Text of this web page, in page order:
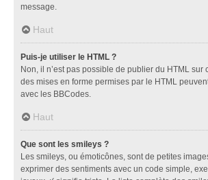
message.
Haut
Puis-je utiliser le HTML ?
Non, il n’est pas possible de publier du HTML sur
des mises en forme permises par le HTML
avec les BBCodes.
Haut
Que sont les smileys ?
Les smileys, ou émoticônes, sont de petites
exprimer des sentiments avec un code simple,